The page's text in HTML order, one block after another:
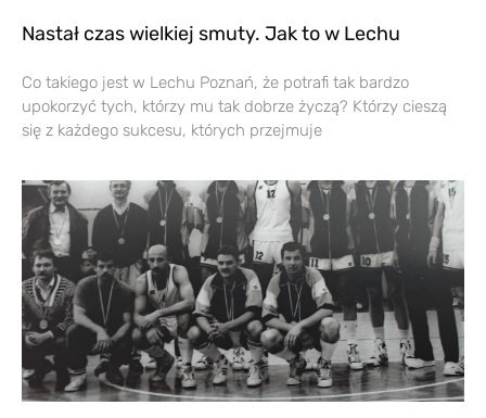
Nastał czas wielkiej smuty. Jak to w Lechu
Co takiego jest w Lechu Poznań, że potrafi tak bardzo
upokorzyć tych, którzy mu tak dobrze życzą? Którzy cieszą
się z każdego sukcesu, których przejmuje